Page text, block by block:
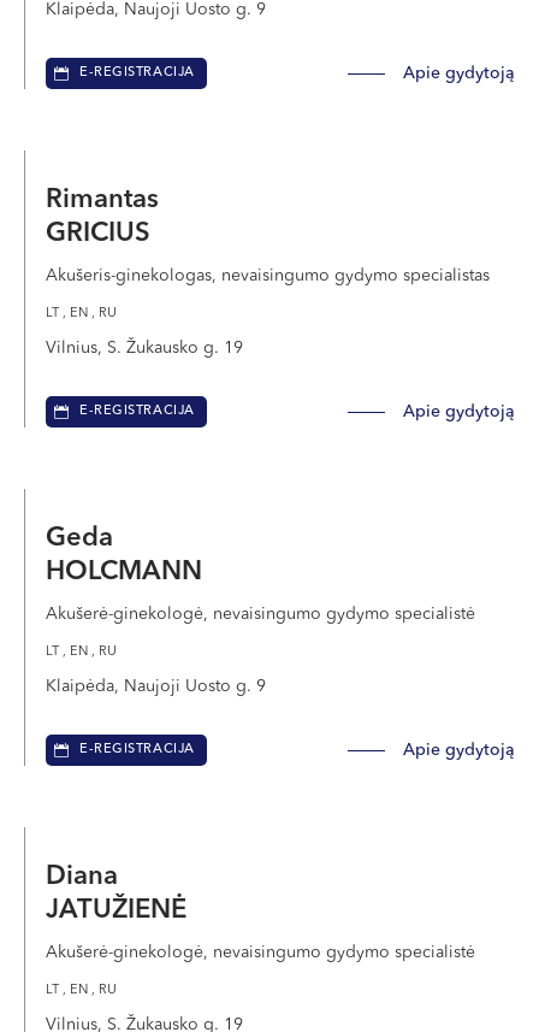
Klaipėda, Naujoji Uosto g. 9
E-REGISTRACIJA Apie gydytoją
Rimantas
GRICIUS
Akušeris-ginekologas, nevaisingumo gydymo specialistas
LT , EN , RU
Vilnius, S. Žukausko g. 19
E-REGISTRACIJA Apie gydytoją
Geda
HOLCMANN
Akušerė-ginekologė, nevaisingumo gydymo specialistė
LT , EN , RU
Klaipėda, Naujoji Uosto g. 9
E-REGISTRACIJA Apie gydytoją
Diana
JATUŽIENĖ
Akušerė-ginekologė, nevaisingumo gydymo specialistė
LT , EN , RU
Vilnius, S. Žukausko g. 19